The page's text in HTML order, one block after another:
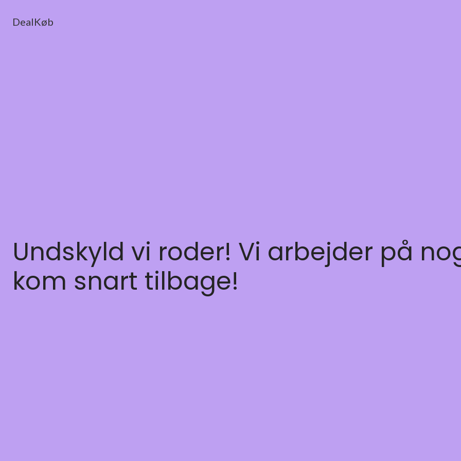
DealKøb
Undskyld vi roder! Vi arbejder på
kom snart tilbage!